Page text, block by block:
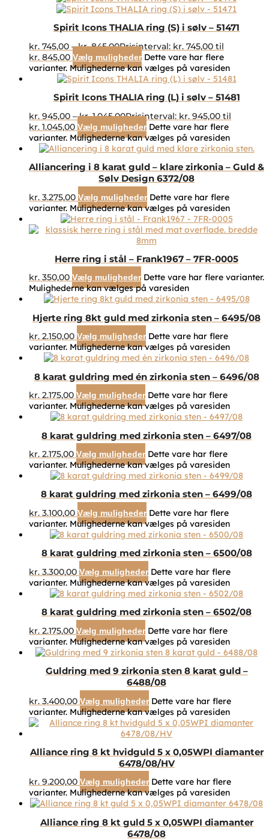
Spirit Icons THALIA ring (S) i sølv – 51471
kr. 745,00 – kr.845,00Prisinterval: kr. 745,00 til
kr. 845,00 Vælg muligheder Dette vare har flere
varianter. Mulighederne kan vælges på varesiden
Spirit Icons THALIA ring (L) i sølv – 51481
kr. 945,00 – kr.1.045,00Prisinterval: kr. 945,00 til
kr. 1.045,00 Vælg muligheder Dette vare har flere
varianter. Mulighederne kan vælges på varesiden
Alliancering i 8 karat guld – klare zirkonia – Guld &
Sølv Design 6372/08
kr. 3.275,00 Vælg muligheder Dette vare har flere
varianter. Mulighederne kan vælges på varesiden
Herre ring i stål – Frank1967 – 7FR-0005
kr. 350,00 Vælg muligheder Dette vare har flere varianter.
Mulighederne kan vælges på varesiden
Hjerte ring 8kt guld med zirkonia sten – 6495/08
kr. 2.150,00 Vælg muligheder Dette vare har flere
varianter. Mulighederne kan vælges på varesiden
8 karat guldring med én zirkonia sten – 6496/08
kr. 2.175,00 Vælg muligheder Dette vare har flere
varianter. Mulighederne kan vælges på varesiden
8 karat guldring med zirkonia sten – 6497/08
kr. 2.175,00 Vælg muligheder Dette vare har flere
varianter. Mulighederne kan vælges på varesiden
8 karat guldring med zirkonia sten – 6499/08
kr. 3.100,00 Vælg muligheder Dette vare har flere
varianter. Mulighederne kan vælges på varesiden
8 karat guldring med zirkonia sten – 6500/08
kr. 3.300,00 Vælg muligheder Dette vare har flere
varianter. Mulighederne kan vælges på varesiden
8 karat guldring med zirkonia sten – 6502/08
kr. 2.175,00 Vælg muligheder Dette vare har flere
varianter. Mulighederne kan vælges på varesiden
Guldring med 9 zirkonia sten 8 karat guld –
6488/08
kr. 3.400,00 Vælg muligheder Dette vare har flere
varianter. Mulighederne kan vælges på varesiden
Alliance ring 8 kt hvidguld 5 x 0,05WPI diamanter
6478/08/HV
kr. 9.200,00 Vælg muligheder Dette vare har flere
varianter. Mulighederne kan vælges på varesiden
Alliance ring 8 kt guld 5 x 0,05WPI diamanter
6478/08